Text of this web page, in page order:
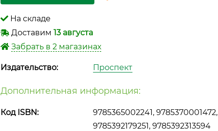
На складе
Доставим13 августа
Забрать в 2 магазинах
Издательство: Проспект
Дополнительная информация:
Код ISBN:
9785365002241, 9785370001472,
9785392179251, 9785392313594